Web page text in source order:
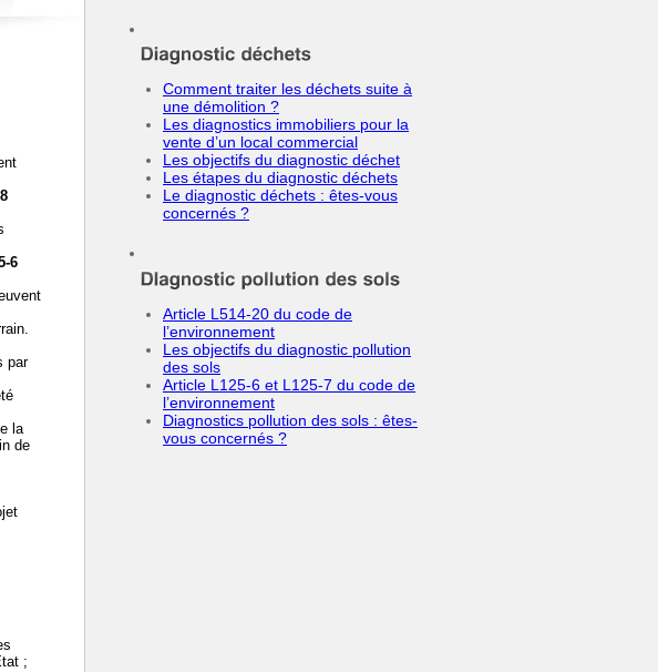
6
par
la
de
;
Comment traiter les déchets suite à
une démolition ?
Les diagnostics immobiliers pour la
vente d’un local commercial
Les objectifs du diagnostic déchet
Les étapes du diagnostic déchets
Le diagnostic déchets : êtes-vous
concernés ?
Article L514-20 du code de
l’environnement
Les objectifs du diagnostic pollution
des sols
Article L125-6 et L125-7 du code de
l’environnement
Diagnostics pollution des sols : êtes-
vous concernés ?